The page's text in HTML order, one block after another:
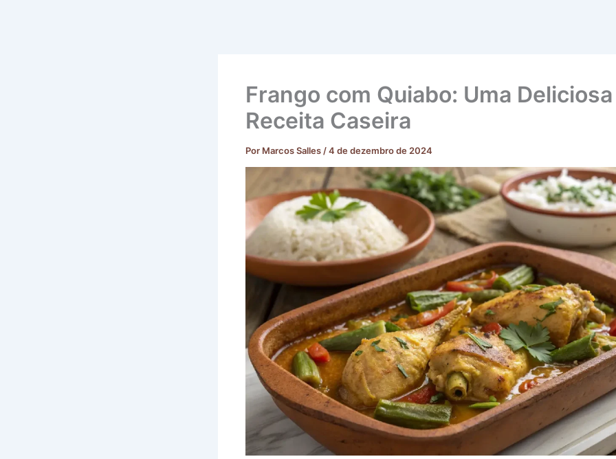
Frango com Quiabo: Uma Deliciosa
Receita Caseira
Por Marcos Salles /4 de dezembro de 2024